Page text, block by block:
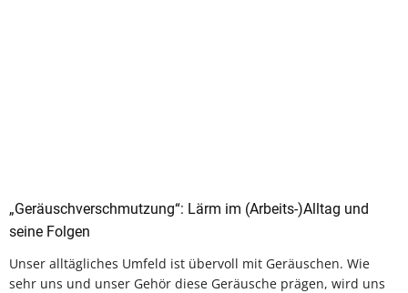
„Geräuschverschmutzung“: Lärm im (Arbeits-)Alltag und
seine Folgen
Unser alltägliches Umfeld ist übervoll mit Geräuschen. Wie
sehr uns und unser Gehör diese Geräusche prägen, wird uns